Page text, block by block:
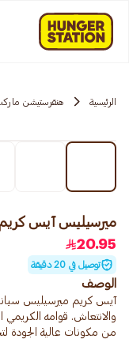
الرئيسية هنقرستيشن
ميرسيليس آيس كريم
20.95
توصيل في 20 دقيقة
الوصف
آيس كريم ميرسيليس
والانتعاش. قوامه الكريمي
من مكونات عالية الجودة